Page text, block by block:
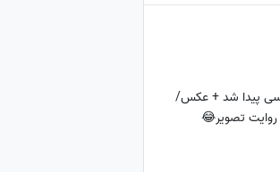
مسی پیدا شد + عکس/
تصویر😂